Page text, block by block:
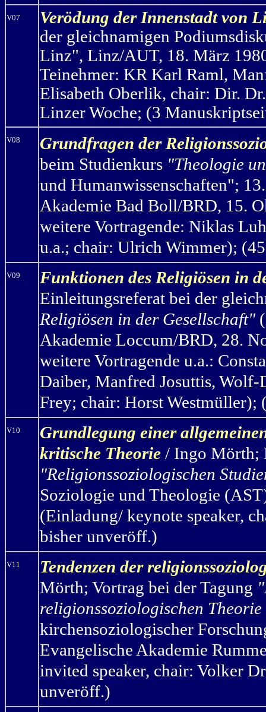
V07
Verödung der Innenstadt von
der gleichnamigen
Linz", Linz/AUT, 18. März
Teinehmer: KR Karl Raml,
Elisabeth Oberlik, chair: Dir.
Linzer Woche; (3
V08
Grundfragen der
beim Studienkurs "Theologie
und Humanwissenschaften";
Akademie Bad Boll/BRD, 15.
weitere Vortragende: Niklas
u.a.; chair: Ulrich Wimmer);
V09
Funktionen des Religiösen in
Einleitungsreferat bei der
Religiösen in der Gesellschaft"
Akademie Loccum/BRD, 28.
weitere Vortragende u.a.:
Daiber, Manfred Josuttis,
Frey; chair: Horst
V10 Grundlegung einer
kritische Theorie / Ingo Mörth;
"Religionssoziologischen
Soziologie und Theologie
(Einladung/ keynote speaker,
bisher unveröff.)
V11
Tendenzen der
Mörth; Vortrag bei der Tagung
religionssoziologischen
kirchensoziologischer
Evangelische Akademie
invited speaker, chair: Volker
unveröff.)